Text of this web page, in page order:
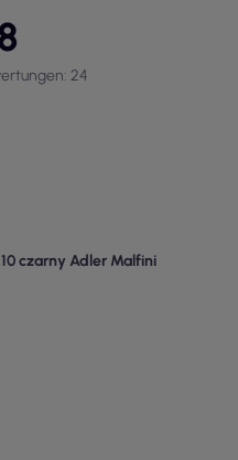
24
czarny Adler Malfini